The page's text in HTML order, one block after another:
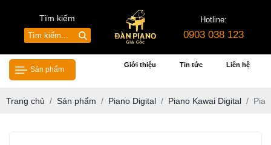
Tìm kiếm Hotline:
0903 038 123
Sản phẩm
Giới thiệu Tin tức Liên hệ
Trang chủ Sản phẩm Piano Digital Piano Kawai Digital